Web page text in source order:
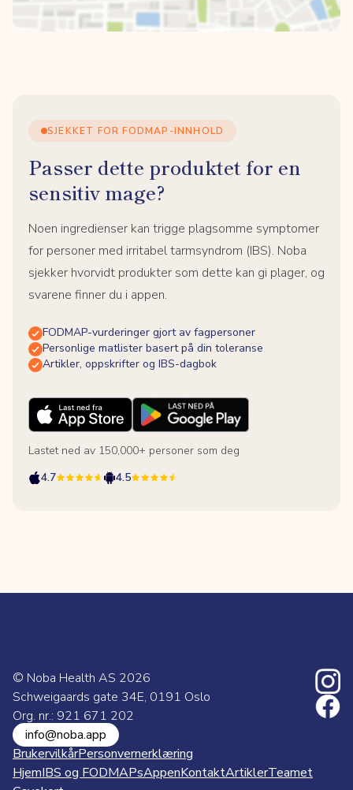
SJEKKET FOR FODMAP-INNHOLD
Passer dette produktet for en
sensitiv mage?
Noen ingredienser kan trigge plagsomme symptomer
for personer med irritabel tarmsyndrom (IBS). Noba
sjekker hvorvidt produkter som dette kan gi plager, og
svarene finner du i appen.
FODMAP-vurderinger gjort av fagpersoner
Personlige matlister basert på din toleranse
Artikler, oppskrifter og IBS-dagbok
Lastet ned av 150,000+ personer som deg
4.7
4.5
© Noba Health AS 2026
Schweigaards gate 34E, 0191 Oslo
Org. nr.: 921 671 202
info@noba.app
BrukervilkårPersonvernerklæring
HjemIBS og FODMAPsAppenKontaktArtiklerTeamet